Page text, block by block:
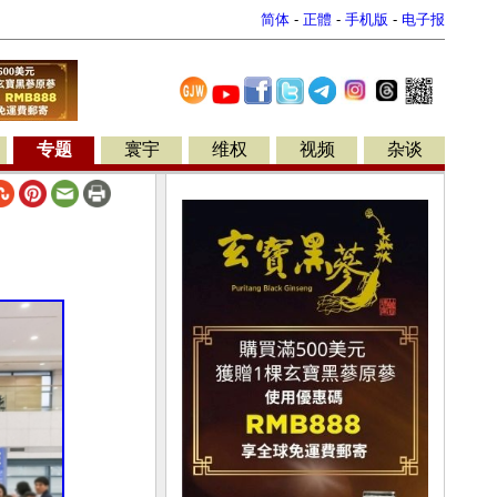
简体 - 正體 - 手机版 - 电子报
专题 寰宇 维权 视频 杂谈